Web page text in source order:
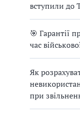
вступили до
🎯 Гарантії
час
Як
при